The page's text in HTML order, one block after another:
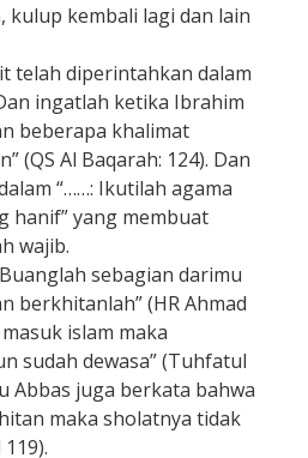
kulup kembali lagi dan lain
telah diperintahkan dalam
ingatlah ketika Ibrahim
beberapa khalimat
(QS Al Baqarah: 124). Dan
“……: Ikutilah agama
hanif” yang membuat
wajib.
sebagian darimu
berkhitanlah” (HR Ahmad
islam maka
sudah dewasa” (Tuhfatul
Abbas juga berkata bahwa
maka sholatnya tidak